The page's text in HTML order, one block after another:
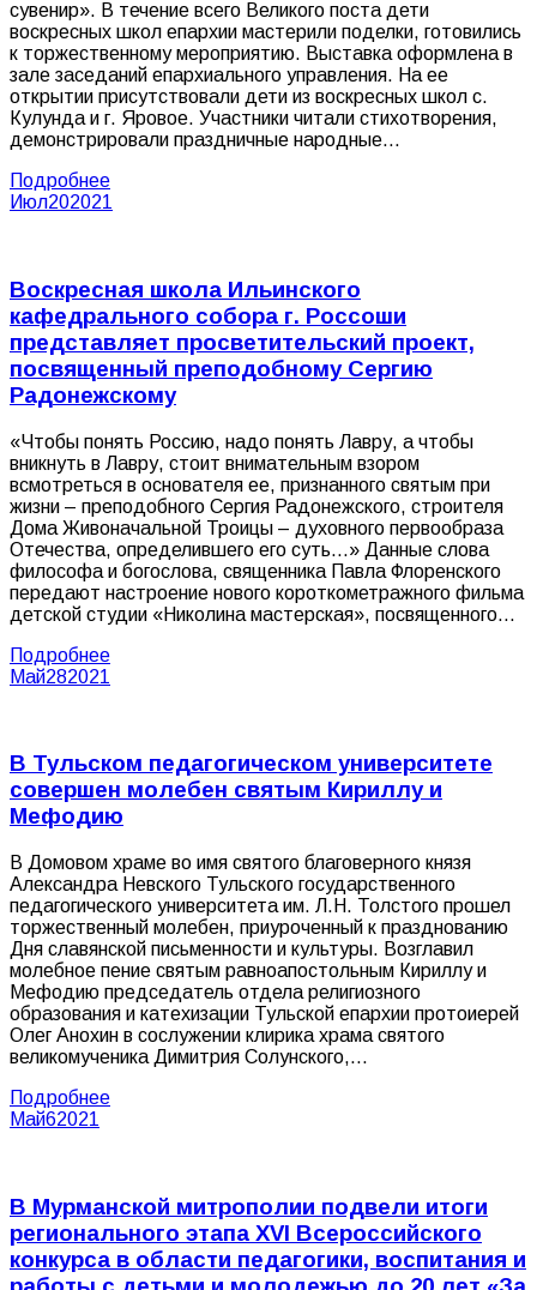
сувенир». В течение всего Великого поста дети
воскресных школ епархии мастерили поделки, готовились
к торжественному мероприятию. Выставка оформлена в
зале заседаний епархиального управления. На ее
открытии присутствовали дети из воскресных школ с.
Кулунда и г. Яровое. Участники читали стихотворения,
демонстрировали праздничные народные…
Подробнее
Июл202021
Воскресная школа Ильинского
кафедрального собора г. Россоши
представляет просветительский проект,
посвященный преподобному Сергию
Радонежскому
«Чтобы понять Россию, надо понять Лавру, а чтобы
вникнуть в Лавру, стоит внимательным взором
всмотреться в основателя ее, признанного святым при
жизни – преподобного Сергия Радонежского, строителя
Дома Живоначальной Троицы – духовного первообраза
Отечества, определившего его суть…» Данные слова
философа и богослова, священника Павла Флоренского
передают настроение нового короткометражного фильма
детской студии «Николина мастерская», посвященного…
Подробнее
Май282021
В Тульском педагогическом университете
совершен молебен святым Кириллу и
Мефодию
В Домовом храме во имя святого благоверного князя
Александра Невского Тульского государственного
педагогического университета им. Л.Н. Толстого прошел
торжественный молебен, приуроченный к празднованию
Дня славянской письменности и культуры. Возглавил
молебное пение святым равноапостольным Кириллу и
Мефодию председатель отдела религиозного
образования и катехизации Тульской епархии протоиерей
Олег Анохин в сослужении клирика храма святого
великомученика Димитрия Солунского,…
Подробнее
Май62021
В Мурманской митрополии подвели итоги
регионального этапа XVI Всероссийского
конкурса в области педагогики, воспитания и